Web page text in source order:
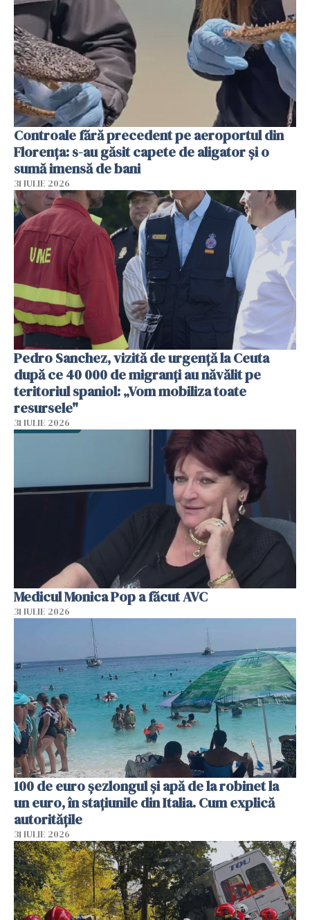
Controale fără precedent pe aeroportul din
Florența: s-au găsit capete de aligator și o
sumă imensă de bani
31 IULIE 2026
Pedro Sanchez, vizită de urgență la Ceuta
după ce 40 000 de migranți au năvălit pe
teritoriul spaniol: „Vom mobiliza toate
resursele"
31 IULIE 2026
Medicul Monica Pop a făcut AVC
31 IULIE 2026
100 de euro șezlongul și apă de la robinet la
un euro, în stațiunile din Italia. Cum explică
autoritățile
31 IULIE 2026